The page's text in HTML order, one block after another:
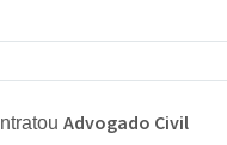
Advogado Civil